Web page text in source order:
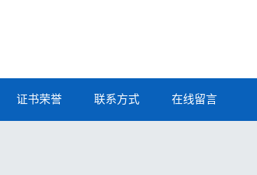
证书荣誉 联系方式 在线留言